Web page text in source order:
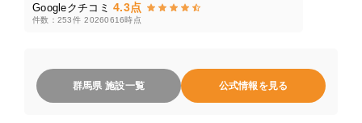
Googleクチコミ 4.3点
件数：253件 20260616時点
群馬県 施設一覧 公式情報を見る